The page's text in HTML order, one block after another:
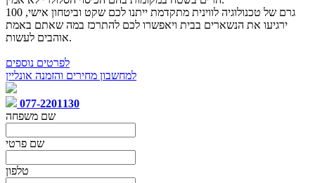
100 גרם של טכנולוגיה לווינית מתקדמת ייתנו לכם שקט וביטחון אישי,
ירגיעו את הנשארים בבית ויאפשרו לכם להתרכז במה שאתם באמת
אוהבים לעשות.
לפרטים נוספים
למחשבון מחירים והזמנה אונליין
077-2201130
שם משפחה
שם פרטי
טלפון